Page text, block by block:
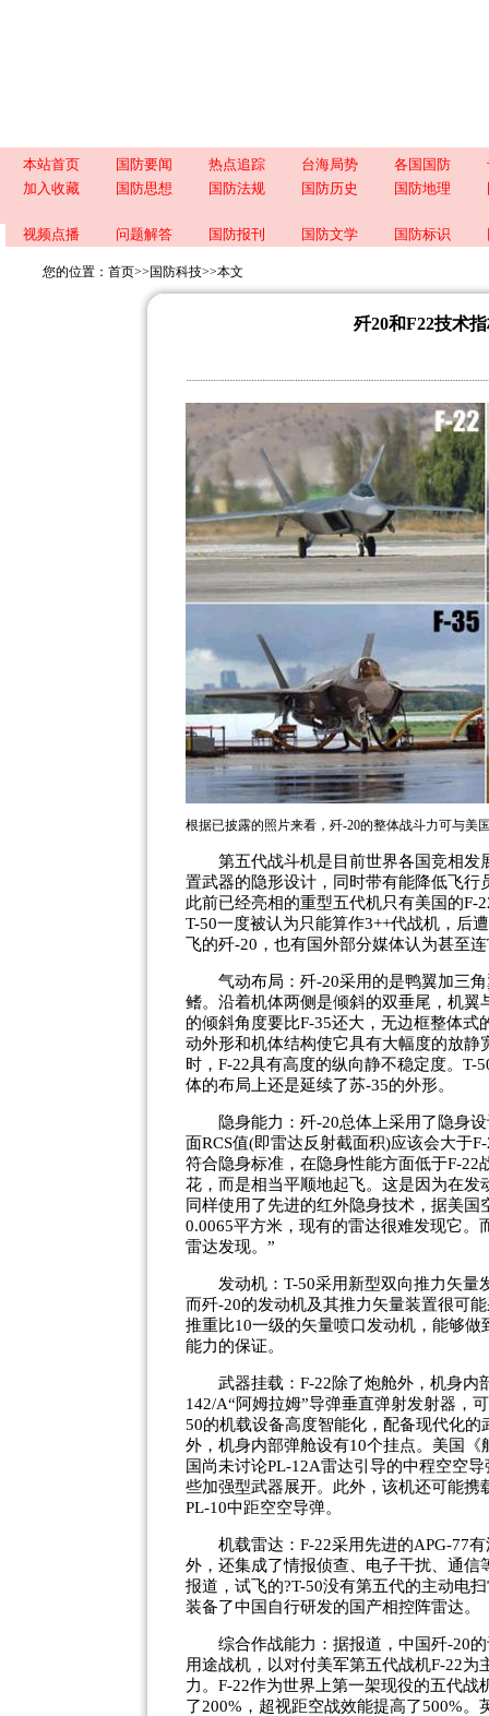
本站首页 国防要闻 热点追踪 台海局势 各国国防
加入收藏
国防思想 国防法规 国防历史 国防地理
视频点播 问题解答 国防报刊 国防文学 国防标识
您的位置： 首页>> 国防科技>>本文
歼20和F22技术
根据已披露的照片来看，歼-20的整体战斗力可与美
第五代战斗机是目前世界各国竞相发
置武器的隐形设计，同时带有能降低飞
此前已经亮相的重型五代机只有美国的F-
T-50一度被认为只能算作3++代战机，后
飞的歼-20，也有国外部分媒体认为甚至
气动布局：歼-20采用的是鸭翼加三角
鳍。沿着机体两侧是倾斜的双垂尾，机
的倾斜角度要比F-35还大，无边框整体
动外形和机体结构使它具有大幅度的放
时，F-22具有高度的纵向静不稳定度。T-
体的布局上还是延续了苏-35的外形。
隐身能力：歼-20总体上采用了隐身设
面RCS值(即雷达反射截面积)应该会大于
符合隐身标准，在隐身性能方面低于F-
花，而是相当平顺地起飞。这是因为在
同样使用了先进的红外隐身技术，据美
0.0065平方米，现有的雷达很难发现它。
雷达发现。”
发动机：T-50采用新型双向推力矢量
而歼-20的发动机及其推力矢量装置很可
推重比10一级的矢量喷口发动机，能够
能力的保证。
武器挂载：F-22除了炮舱外，机身内
142/A“阿姆拉姆”导弹垂直弹射发射器，
50的机载设备高度智能化，配备现代化
外，机身内部弹舱设有10个挂点。美国
国尚未讨论PL-12A雷达引导的中程空空
些加强型武器展开。此外，该机还可能携
PL-10中距空空导弹。
机载雷达：F-22采用先进的APG-77有
外，还集成了情报侦查、电子干扰、通
报道，试飞的?T-50没有第五代的主动电
装备了中国自行研发的国产相控阵雷达。
综合作战能力：据报道，中国歼-20的
用途战机，以对付美军第五代战机F-22
力。F-22作为世界上第一架现役的五代
了200%，超视距空战效能提高了500%